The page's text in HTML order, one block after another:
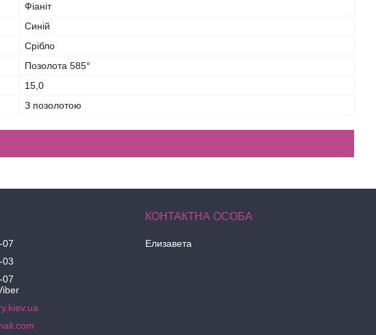
Фіаніт
Синій
Срібло
Позолота 585°
15,0
З позолотою
07
03
07
Елизавета